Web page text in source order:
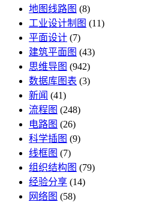
地图线路图 (8)
工业设计制图 (11)
平面设计 (7)
建筑平面图 (43)
思维导图 (942)
数据库图表 (3)
新闻 (41)
流程图 (248)
电路图 (26)
科学插图 (9)
线框图 (7)
组织结构图 (79)
经验分享 (14)
网络图 (58)